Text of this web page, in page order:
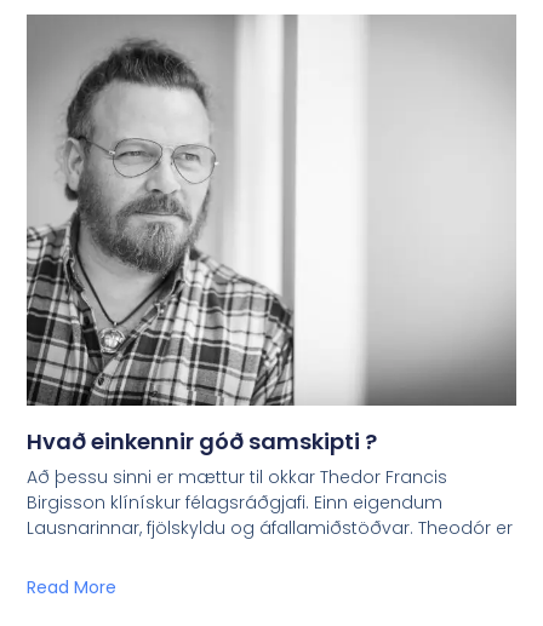
Hvað einkennir góð samskipti ?
Að þessu sinni er mættur til okkar Thedor Francis
Birgisson klínískur félagsráðgjafi. Einn eigendum
Lausnarinnar, fjölskyldu og áfallamiðstöðvar. Theodór er
Read More